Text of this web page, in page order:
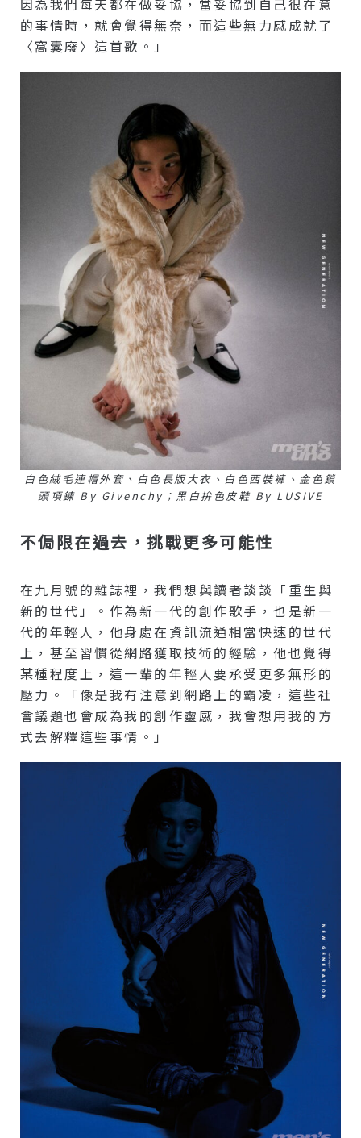
的事情時，就會覺得無奈，而這些無力感成就了
〈窩囊廢〉這首歌。」
白色絨毛連帽外套、白色長版大衣、白色西裝褲、金色鎖
頭項鍊 By Givenchy；黑白拚色皮鞋 By LUSIVE
不侷限在過去，挑戰更多可能性
在九月號的雜誌裡，我們想與讀者談談「重生與
新的世代」。作為新一代的創作歌手，也是新一
代的年輕人，他身處在資訊流通相當快速的世代
上，甚至習慣從網路獲取技術的經驗，他也覺得
某種程度上，這一輩的年輕人要承受更多無形的
壓力。「像是我有注意到網路上的霸凌，這些社
會議題也會成為我的創作靈感，我會想用我的方
式去解釋這些事情。」